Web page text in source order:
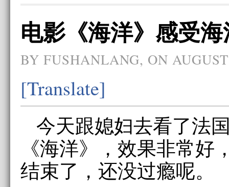
电影《海洋》感受
BY FUSHANLANG, ON
[Translate]
今天跟媳妇去看了法
《海洋》，效果非常好
结束了，还没过瘾呢。